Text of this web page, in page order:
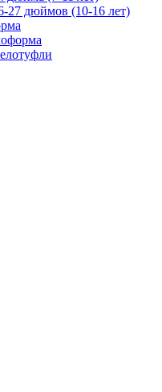
27 дюймов (10-16 лет)